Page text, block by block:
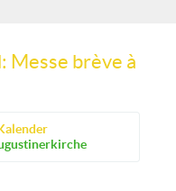
Messe brève à